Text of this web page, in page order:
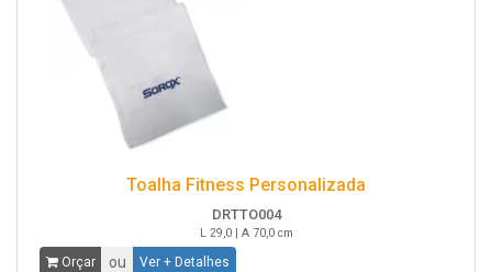
Toalha Fitness Personalizada
DRTTO004
L 29,0 | A 70,0 cm
Orçar ou Ver + Detalhes